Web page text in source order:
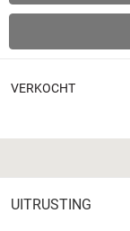
VERKOCHT
UITRUSTING